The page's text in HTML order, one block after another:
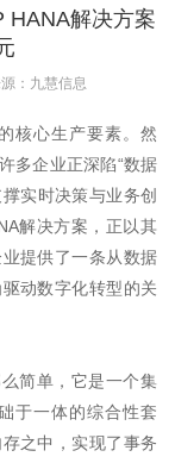
HANA解决方案
：九慧信息
核心生产要素。然
多企业正深陷“数据
实时决策与业务创
解决方案，正以其
提供了一条从数据
动数字化转型的关
简单，它是一个集
于一体的综合性套
之中，实现了事务